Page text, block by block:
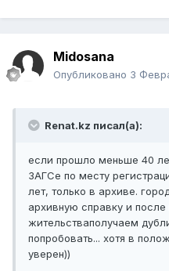
Midosana
Опубликовано 3
Renat.kz писал(а):
если прошло меньше 40
ЗАГСе по месту
лет, только в архиве.
архивную справку и
жительстваполучаем
попробовать... хотя в
уверен))